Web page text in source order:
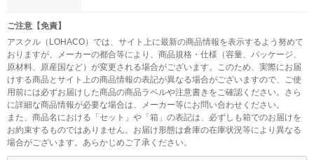
ご注意【免責】
アスクル（LOHACO）では、サイト上に最新の商品情報を表示するよう努めて
おりますが、メーカーの都合等により、商品規格・仕様（容量、パッケージ、
原材料、原産国など）が変更される場合がございます。このため、実際にお届
けする商品とサイト上の商品情報の表記が異なる場合がございますので、ご使
用前には必ずお届けした商品の商品ラベルや注意書きをご確認ください。さら
に詳細な商品情報が必要な場合は、メーカー等にお問い合わせください。
また、商品名における「セット」や「箱」の表記は、必ずしも箱でのお届けを
お約束するものではありません。お届け形態は倉庫の在庫状況等により異なる
場合がございます。あらかじめご了承ください。